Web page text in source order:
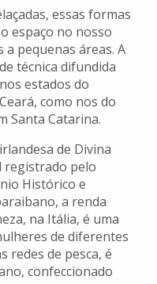
essas formas
espaço no nosso
pequenas áreas. A
técnica difundida
estados do
como nos do
Santa Catarina.
de Divina
registrado pelo
Histórico e
a renda
na Itália, é uma
de diferentes
redes de pesca, é
confeccionado